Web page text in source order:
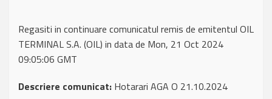
Regasiti in continuare comunicatul remis de emitentul OIL
TERMINAL S.A. (OIL) in data de Mon, 21 Oct 2024
09:05:06 GMT
Descriere comunicat: Hotarari AGA O 21.10.2024